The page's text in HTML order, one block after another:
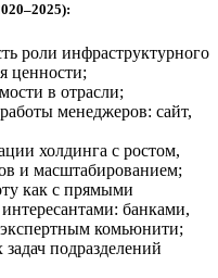
роли инфраструктурного
ценности;
в отрасли;
менеджеров: сайт,
холдинга с ростом,
и масштабированием;
как с прямыми
банками,
комьюнити;
подразделений